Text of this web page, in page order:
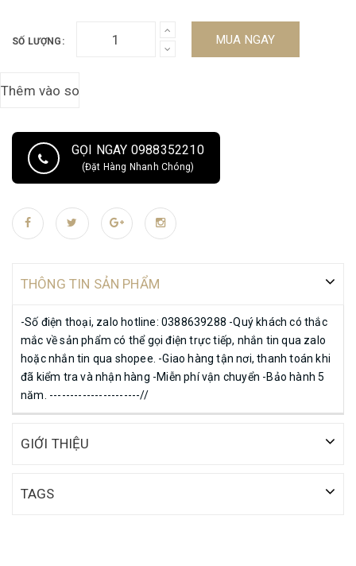
SỐ LƯỢNG: MUA NGAY
GỌI NGAY 0988352210
(Đặt Hàng Nhanh Chóng)
THÔNG TIN SẢN PHẨM
-Số điện thoại, zalo hotline: 0388639288 -Quý khách có thắc
mắc về sản phẩm có thể gọi điện trực tiếp, nhắn tin qua zalo
hoặc nhắn tin qua shopee. -Giao hàng tận nơi, thanh toán khi
đã kiểm tra và nhận hàng -Miễn phí vận chuyển -Bảo hành 5
năm. ----------------------//
GIỚI THIỆU
TAGS